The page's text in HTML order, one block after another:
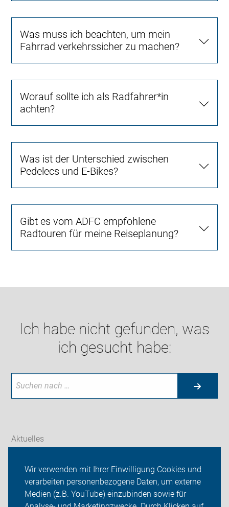
Wir verwenden mit Ihrer Einwilligung Cookies und
verarbeiten personenbezogene Daten, um externe
Medien (z.B. YouTube) einzubinden sowie für
Was muss ich beachten, um mein
Fahrrad verkehrssicher zu machen?
Worauf sollte ich als Radfahrer*in
achten?
Was ist der Unterschied zwischen
Pedelecs und E-Bikes?
Gibt es vom ADFC empfohlene
Radtouren für meine Reiseplanung?
Ich habe nicht gefunden, was
ich gesucht habe:
Aktuelles
ADFC Jena - Saaletal